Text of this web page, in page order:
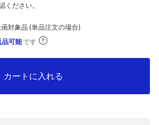
ください。
対象品 (単品注文の場合)
品可能です
カートに入れる